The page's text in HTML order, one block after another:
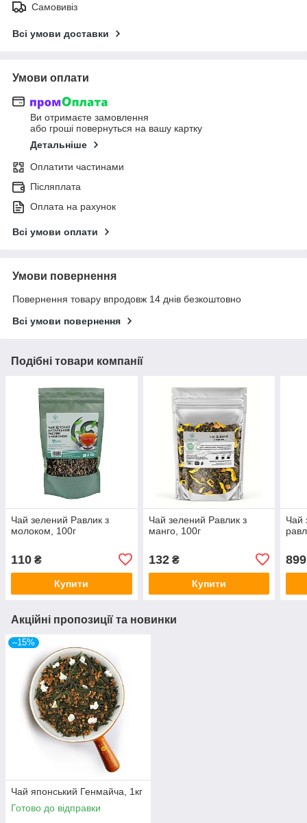
Самовивіз
Всі умови доставки
Умови оплати
Ви отримаєте замовлення
або гроші повернуться на вашу картку
Детальніше
Оплатити частинами
Післяплата
Оплата на рахунок
Всі умови оплати
Умови повернення
Повернення товару впродовж 14 днів безкоштовно
Всі умови повернення
Подібні товари компанії
Чай зелений Равлик з
молоком, 100г
110 ₴
Купити
Чай зелений Равлик з
манго, 100г
132₴
Купити
Чай
899
Акційні пропозиції та новинки
–15%
Чай японський Генмайча, 1кг
Готово до відправки